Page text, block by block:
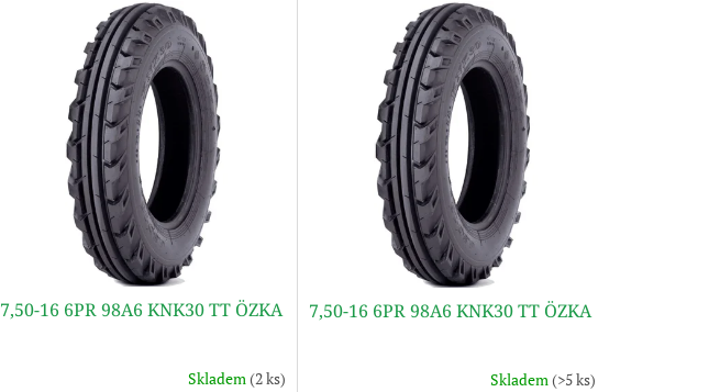
7,50-16 6PR 98A6 KNK30 TT ÖZKA
Skladem(2 ks)
7,50-16 6PR 98A6 KNK30 TT ÖZKA
Skladem(>5 ks)